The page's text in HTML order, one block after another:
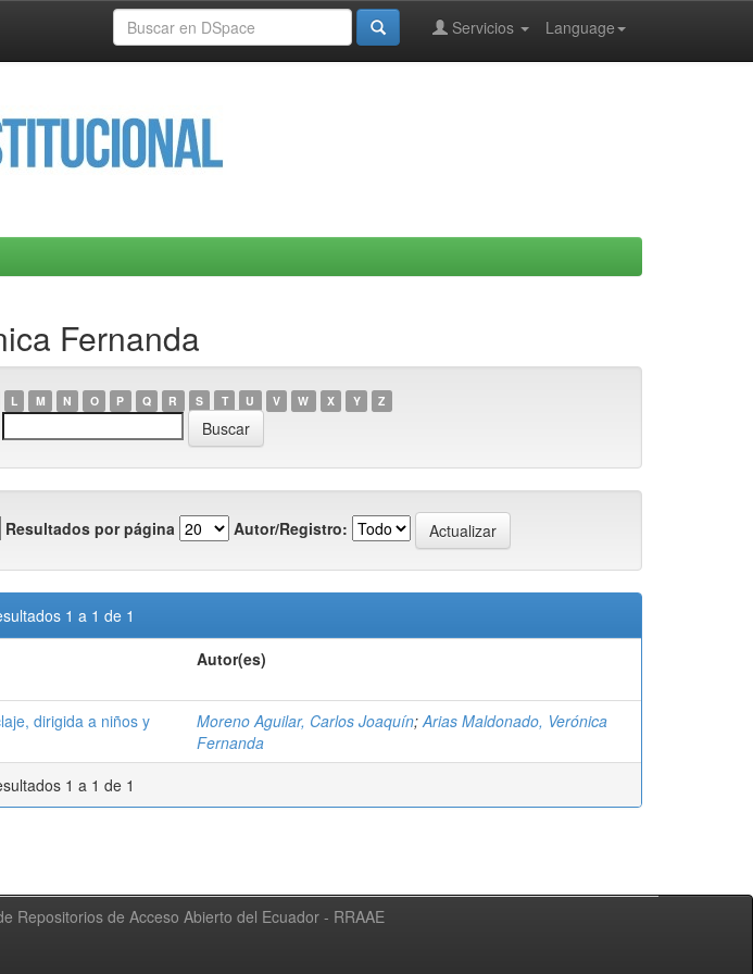
Language
Servicios
Fernanda
L M N O P Q R S T U V W X Y Z
Resultados por página Autor/Registro:
1 a 1 de 1
Autor(es)
dirigida a niños y
Moreno Aguilar, Carlos Joaquín;Arias Maldonado, Verónica
Fernanda
1 a 1 de 1
Repositorios de Acceso Abierto del Ecuador - RRAAE